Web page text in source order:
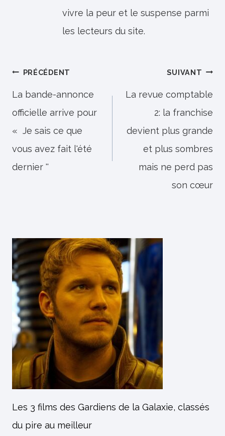
vivre la peur et le suspense parmi
les lecteurs du site.
Navigation
de
l’article
PRÉCÉDENT
La bande-annonce
officielle arrive pour
« Je sais ce que
vous avez fait l'été
dernier ''
SUIVANT
La revue comptable
2: la franchise
devient plus grande
et plus sombres
mais ne perd pas
son cœur
Les 3 films des Gardiens de la Galaxie, classés
du pire au meilleur